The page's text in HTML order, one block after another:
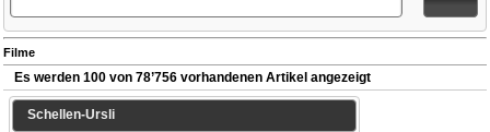
Filme
Es werden 100 von 78’756 vorhandenen Artikel angezeigt
Schellen-Ursli